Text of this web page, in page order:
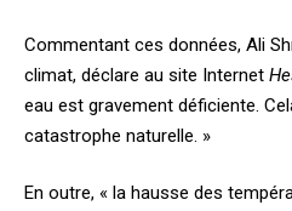
Commentant ces données, Ali
climat, déclare au site Internet
eau est gravement déficiente.
catastrophe naturelle. »
En outre, « la hausse des